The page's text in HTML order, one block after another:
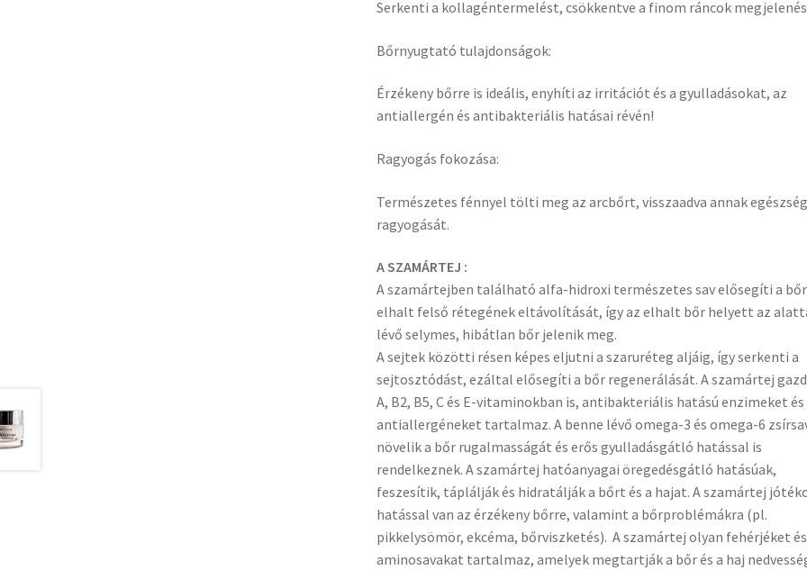
Serkenti a kollagéntermelést, csökkentve a finom ráncok
Bőrnyugtató tulajdonságok:
Érzékeny bőrre is ideális, enyhíti az irritációt és a gyulladásokat, az
antiallergén és antibakteriális hatásai révén!
Ragyogás fokozása:
Természetes fénnyel tölti meg az arcbőrt, visszaadva annak
ragyogását.
A SZAMÁRTEJ :
A szamártejben található alfa-hidroxi természetes sav elősegíti a bőr
elhalt felső rétegének eltávolítását, így az elhalt bőr helyett az
lévő selymes, hibátlan bőr jelenik meg.
A sejtek közötti résen képes eljutni a szaruréteg aljáig, így serkenti a
sejtosztódást, ezáltal elősegíti a bőr regenerálását. A szamártej
A, B2, B5, C és E-vitaminokban is, antibakteriális hatású enzimeket és
antiallergéneket tartalmaz. A benne lévő omega-3 és omega-6
növelik a bőr rugalmasságát és erős gyulladásgátló hatással is
rendelkeznek. A szamártej hatóanyagai öregedésgátló hatásúak,
feszesítik, táplálják és hidratálják a bőrt és a hajat. A szamártej
hatással van az érzékeny bőrre, valamint a bőrproblémákra (pl.
pikkelysömör, ekcéma, bőrviszketés). A szamártej olyan fehérjéket és
aminosavakat tartalmaz, amelyek megtartják a bőr és a haj